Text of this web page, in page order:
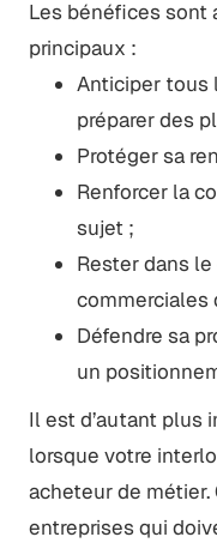
Les bénéfices sont
principaux :
Anticiper tous
préparer des
Protéger sa
Renforcer la
sujet ;
Rester dans
commerciales
Défendre sa
un
Il est d’autant plus
lorsque votre
acheteur de
entreprises qui